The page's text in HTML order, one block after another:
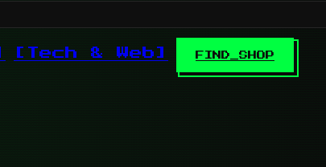
[Tech & Web] FIND_SHOP